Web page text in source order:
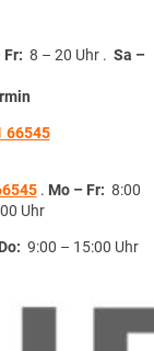
Fr: 8 – 20 Uhr . Sa –
66545
. Mo – Fr: 8:00
Uhr
9:00 – 15:00 Uhr